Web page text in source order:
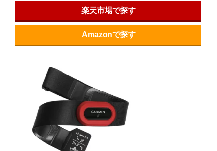
楽天市場で探す
Amazonで探す